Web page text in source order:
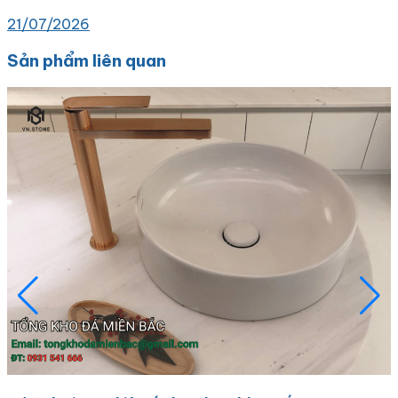
21/07/2026
Sản phẩm liên quan